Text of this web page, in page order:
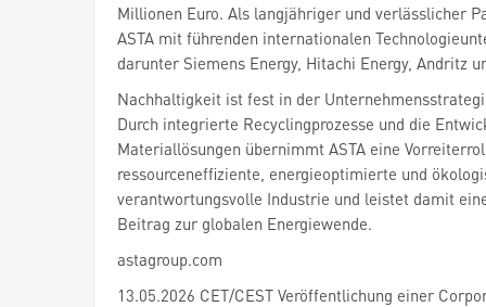
Millionen Euro. Als langjähriger und verlässlicher
ASTA mit führenden internationalen
darunter Siemens Energy, Hitachi Energy, Andritz
Nachhaltigkeit ist fest in der
Durch integrierte Recyclingprozesse und die
Materiallösungen übernimmt ASTA eine
ressourceneffiziente, energieoptimierte und
verantwortungsvolle Industrie und leistet damit
Beitrag zur globalen Energiewende.
astagroup.com
13.05.2026 CET/CEST Veröffentlichung einer